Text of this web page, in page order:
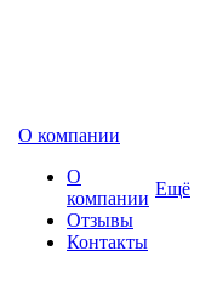
О компании
О
компании
Отзывы
Контакты
Ещё